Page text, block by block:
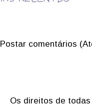
Postar comentários
Os direitos de